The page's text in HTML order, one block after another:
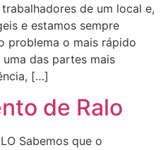
de um local e,
e estamos sempre
problema o mais rápido
das partes mais
[…]
de Ralo
Sabemos que o